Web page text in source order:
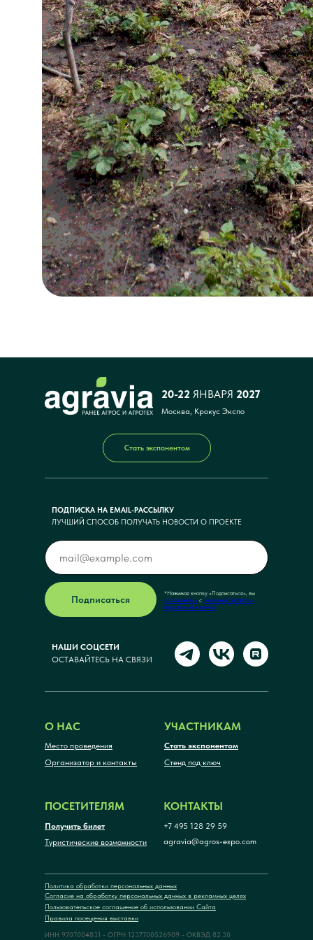
ИНН 9707004831 - ОГРН 1237700526909 - ОКВЭД 82.30
О НАС
20-22 ЯНВАРЯ 2027
Москва, Крокус Экспо
Организатор и контакты
Место проведения
НАШИ СОЦСЕТИ
ОСТАВАЙТЕСЬ НА СВЯЗИ
Стенд под ключ
УЧАСТНИКАМ
Стать экспонентом
Туристические возможности
ПОСЕТИТЕЛЯМ
Получить билет +7 495 128 29 59
КОНТАКТЫ
agravia@agros-expo.com
Политика обработки персональных данных
Согласие на обработку персональных данных в рекламных целях
Пользовательское соглашение об использовании Сайта
Правила посещения выставки
Стать экспонентом
ПОДПИСКА НА EMAIL-РАССЫЛКУ
ЛУЧШИЙ СПОСОБ ПОЛУЧАТЬ НОВОСТИ О ПРОЕКТЕ
*Нажимая кнопку <<Подписаться>>, вы
соглашаетесь с политикой обработки
персональных данных
Подписаться